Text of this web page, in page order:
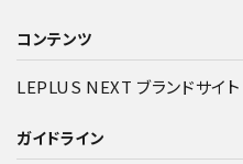
コンテンツ
LEPLUS NEXT ブランドサイト
ガイドライン